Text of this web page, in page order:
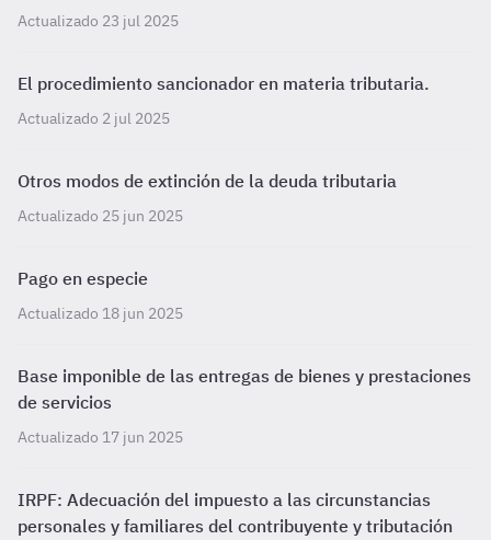
Actualizado 23 jul 2025
El procedimiento sancionador en materia tributaria.
Actualizado 2 jul 2025
Otros modos de extinción de la deuda tributaria
Actualizado 25 jun 2025
Pago en especie
Actualizado 18 jun 2025
Base imponible de las entregas de bienes y prestaciones
de servicios
Actualizado 17 jun 2025
IRPF: Adecuación del impuesto a las circunstancias
personales y familiares del contribuyente y tributación